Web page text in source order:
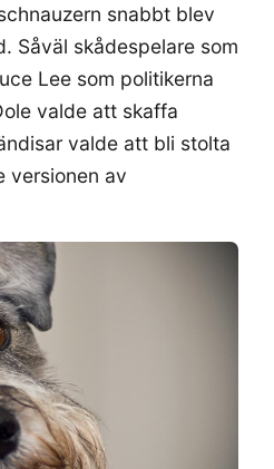
snabbt blev
Såväl skådespelare som
Lee som politikerna
valde att skaffa
valde att bli stolta
versionen av